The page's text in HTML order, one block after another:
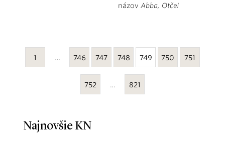
názov Abba, Otče!
1 … 746 747 748 749 750 751
752 … 821
Najnovšie KN